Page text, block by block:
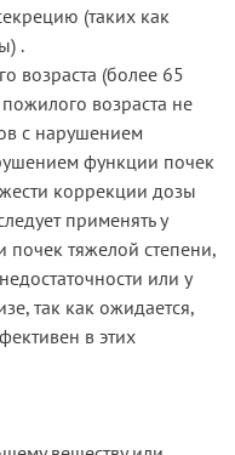
(таких как
.
возраста (более 65
возраста не
с нарушением
функции почек
коррекции дозы
применять у
тяжелой степени,
или у
так как ожидается,
в этих